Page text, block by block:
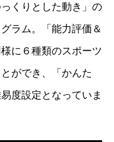
くりとした動き」の
ラム。「能力評価＆
に６種類のスポーツ
ができ、「かんた
度設定となっていま